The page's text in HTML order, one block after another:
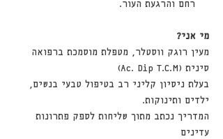
רחם והרגעת העור.
מי אני?
מעין רוגק ווסטלר, מטפלת מוסמכת ברפואה
סינית (Ac. Dip T.C.M)
בעלת ניסיון קליני רב בטיפול טבעי בנשים,
ילדים ותינוקות.
המדריך נכתב מתוך שליחות לספק פתרונות
עדינים